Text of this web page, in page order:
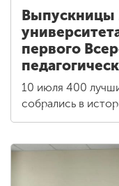
Выпускницы
первого
10 июля 400
собрались в